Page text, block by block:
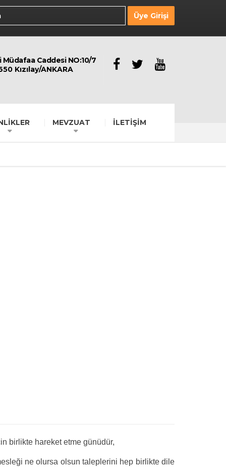
Üye Girişi
Müdafaa Caddesi NO:10/7
Kızılay/ANKARA
MEVZUAT İLETİŞİM
birlikte hareket etme günüdür,
ne olursa olsun taleplerini hep birlikte dile